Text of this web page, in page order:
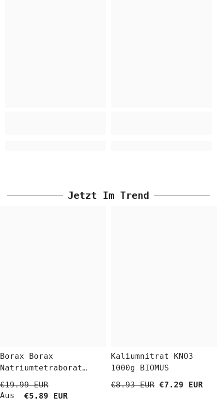
Jetzt Im Trend
Borax Borax
Natriumtetraborat
Decahydrat 5 Kg
BioLaboratorium
€19.99 EUR
Aus
€5.89 EUR
Kaliumnitrat KNO3
1000g BIOMUS
€8.93 EUR €7.29 EUR